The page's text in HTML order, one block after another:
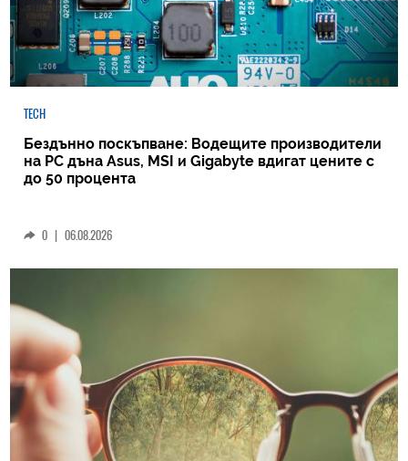
TECH
Бездънно поскъпване: Водещите производители
на РС дъна Asus, MSI и Gigabyte вдигат цените с
до 50 процента
0 | 06.08.2026